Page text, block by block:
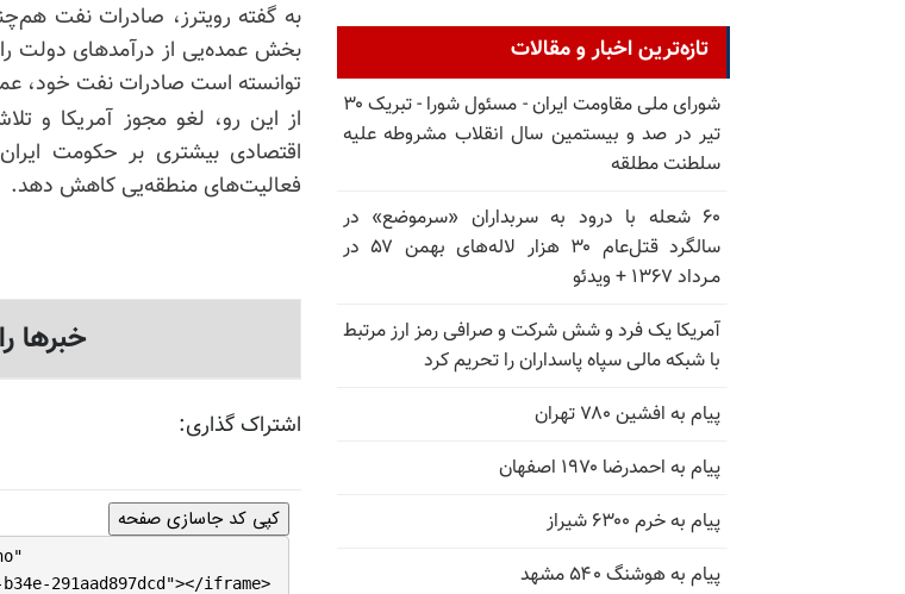
به گفته رویترز، صادرات نفت
بخش عمده‌یی از درآمدهای دولت
توانسته است صادرات نفت خود،
از این رو، لغو مجوز آمریکا و
اقتصادی بیشتری بر حکومت
فعالیت‌های منطقه‌یی کاهش دهد.
خبرها
اشتراک گذاری:
کپی کد جاسازی صفحه
291aad897dcd"></iframe>
تازه‌ترین اخبار و مقالات
شورای ملی مقاومت ایران - مسئول شورا - تبریک ۳۰
تیر در صد و بیستمین سال انقلاب مشروطه علیه
سلطنت مطلقه
۶۰ شعله با درود به سربداران «سرموضع» در
سالگرد قتل‌عام ۳۰ هزار لاله‌های بهمن ۵۷ در
مـرداد ۱۳۶۷ + ویدئو
آمریکا یک فرد و شش شرکت و صرافی رمز ارز مرتبط
با شبکه مالی سپاه پاسداران را تحریم کرد
پیام به افشین ۷۸۰ تهران
پیام به احمدرضا ۱۹۷۰ اصفهان
پیام به خرم ۶۳۰۰ شیراز
پیام به هوشنگ ۵۴۰ مشهد